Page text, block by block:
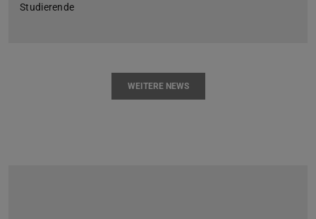
Studierende
WEITERE NEWS